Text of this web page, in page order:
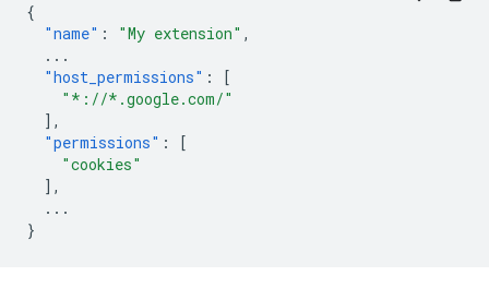
{
"name" : "My extension" ,
...
"host_permissions" :
[
"*://*.google.com/"
],
"permissions" :
[
"cookies"
],
...
}